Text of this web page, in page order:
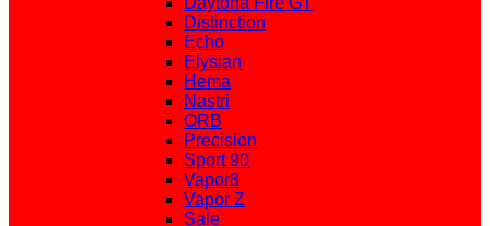
Distinction
Echo
Elysian
Hema
Nastri
ORB
Precision
Sport 90
Vapor8
Vapor Z
Sale